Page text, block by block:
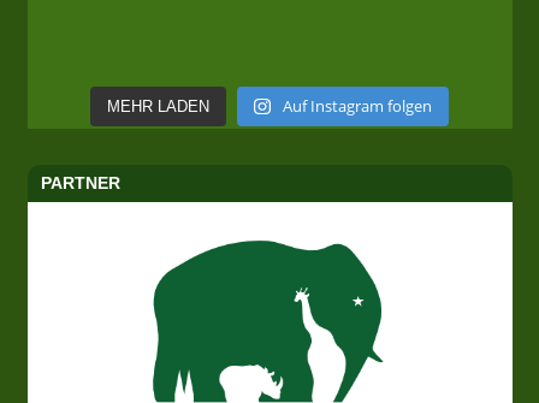
MEHR LADEN Auf Instagram folgen
PARTNER